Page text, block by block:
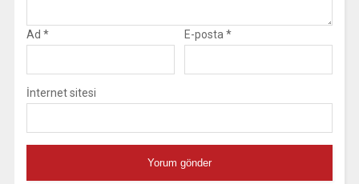
Ad * E-posta*
İnternet sitesi